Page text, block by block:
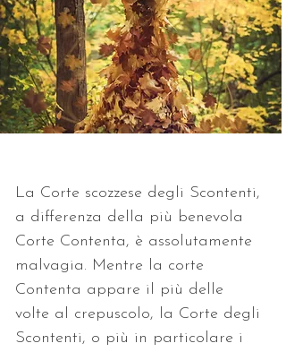
La Corte scozzese degli Scontenti,
a differenza della più benevola
Corte Contenta, è assolutamente
malvagia. Mentre la corte
Contenta appare il più delle
volte al crepuscolo, la Corte degli
Scontenti, o più in particolare i